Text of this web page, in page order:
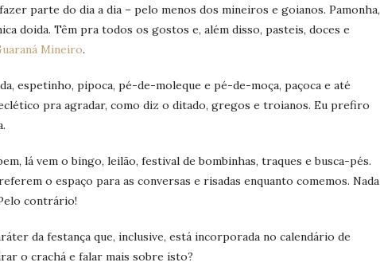
parte do dia a dia – pelo menos dos mineiros e goianos. Pamonha,
doida. Têm pra todos os gostos e, além disso, pasteis, doces e
Mineiro.
espetinho, pipoca, pé-de-moleque e pé-de-moça, paçoca e até
pra agradar, como diz o ditado, gregos e troianos. Eu prefiro
lá vem o bingo, leilão, festival de bombinhas, traques e busca-pés.
o espaço para as conversas e risadas enquanto comemos. Nada
contrário!
da festança que, inclusive, está incorporada no calendário de
o crachá e falar mais sobre isto?